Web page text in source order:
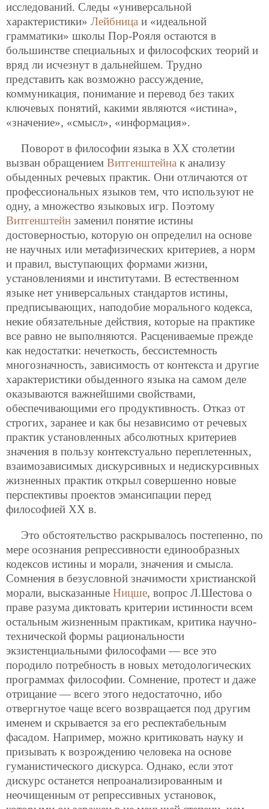
исследований. Следы «универсальной
характеристики» Лейбница и «идеальной
грамматики» школы Пор-Рояля остаются в
большинстве специальных и философских теорий и
вряд ли исчезнут в дальнейшем. Трудно
представить как возможно рассуждение,
коммуникация, понимание и перевод без таких
ключевых понятий, какими являются «истина»,
«значение», «смысл», «информация».
Поворот в философии языка в ХХ столетии
вызван обращением Витгенштейна к анализу
обыденных речевых практик. Они отличаются от
профессиональных языков тем, что используют не
одну, а множество языковых игр. Поэтому
Витгенштейн заменил понятие истины
достоверностью, которую он определил на основе
не научных или метафизических критериев, а норм
и правил, выступающих формами жизни,
установлениями и институтами. В естественном
языке нет универсальных стандартов истины,
предписывающих, наподобие морального кодекса,
некие обязательные действия, которые на практике
все равно не выполняются. Расцениваемые прежде
как недостатки: нечеткость, бессистемность
многозначность, зависимость от контекста и другие
характеристики обыденного языка на самом деле
оказываются важнейшими свойствами,
обеспечивающими его продуктивность. Отказ от
строгих, заранее и как бы независимо от речевых
практик установленных абсолютных критериев
значения в пользу контекстуально переплетенных,
взаимозависимых дискурсивных и недискурсивных
жизненных практик открыл совершенно новые
перспективы проектов эмансипации перед
философией ХХ в.
Это обстоятельство раскрывалось постепенно, по
мере осознания репрессивности единообразных
кодексов истины и морали, значения и смысла.
Сомнения в безусловной значимости христианской
морали, высказанные Ницше, вопрос Л.Шестова о
праве разума диктовать критерии истинности всем
остальным жизненным практикам, критика научно-
технической формы рациональности
экзистенциальными философами — все это
породило потребность в новых методологических
программах философии. Сомнение, протест и даже
отрицание — всего этого недостаточно, ибо
отвергнутое чаще всего возвращается под другим
именем и скрывается за его респектабельным
фасадом. Например, можно критиковать науку и
призывать к возрождению человека на основе
гуманистического дискурса. Однако, если этот
дискурс останется непроанализированным и
неочищенным от репрессивных установок,